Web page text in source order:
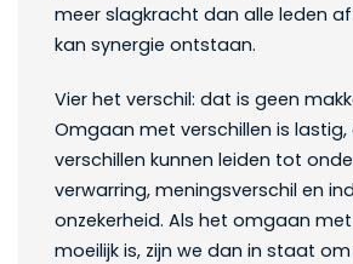
meer slagkracht dan alle leden
kan synergie ontstaan.
Vier het verschil: dat is geen
Omgaan met verschillen is
verschillen kunnen leiden tot
verwarring, meningsverschil en
onzekerheid. Als het omgaan
moeilijk is, zijn we dan in staat